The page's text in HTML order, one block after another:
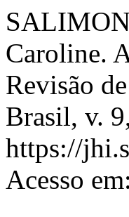
Caroline.
Revisão
Brasil, v.
https://
Acesso